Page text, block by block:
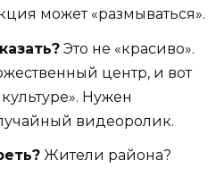
может «размываться».
Это не «красиво».
центр, и вот
Нужен
видеоролик.
Жители района?